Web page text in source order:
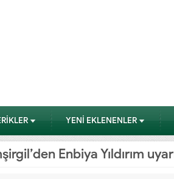
YENİ EKLENENLER
Enbiya Yıldırım